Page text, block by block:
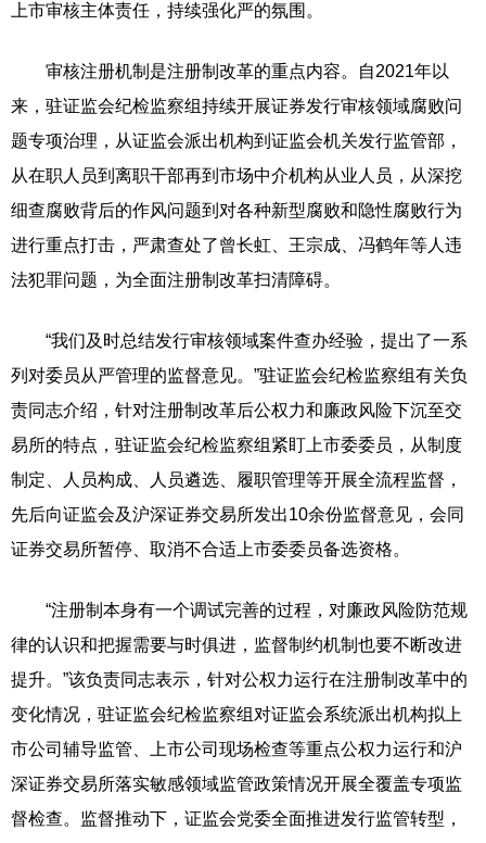
上市审核主体责任，持续强化严的氛围。
审核注册机制是注册制改革的重点内容。自2021年以
来，驻证监会纪检监察组持续开展证券发行审核领域腐败问
题专项治理，从证监会派出机构到证监会机关发行监管部，
从在职人员到离职干部再到市场中介机构从业人员，从深挖
细查腐败背后的作风问题到对各种新型腐败和隐性腐败行为
进行重点打击，严肃查处了曾长虹、王宗成、冯鹤年等人违
法犯罪问题，为全面注册制改革扫清障碍。
“我们及时总结发行审核领域案件查办经验，提出了一系
列对委员从严管理的监督意见。”驻证监会纪检监察组有关负
责同志介绍，针对注册制改革后公权力和廉政风险下沉至交
易所的特点，驻证监会纪检监察组紧盯上市委委员，从制度
制定、人员构成、人员遴选、履职管理等开展全流程监督，
先后向证监会及沪深证券交易所发出10余份监督意见，会同
证券交易所暂停、取消不合适上市委委员备选资格。
“注册制本身有一个调试完善的过程，对廉政风险防范规
律的认识和把握需要与时俱进，监督制约机制也要不断改进
提升。”该负责同志表示，针对公权力运行在注册制改革中的
变化情况，驻证监会纪检监察组对证监会系统派出机构拟上
市公司辅导监管、上市公司现场检查等重点公权力运行和沪
深证券交易所落实敏感领域监管政策情况开展全覆盖专项监
督检查。监督推动下，证监会党委全面推进发行监管转型，